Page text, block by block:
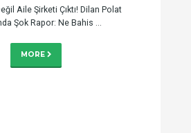
Aile Şirketi Çıktı! Dilan Polat
Şok Rapor: Ne Bahis ...
MORE